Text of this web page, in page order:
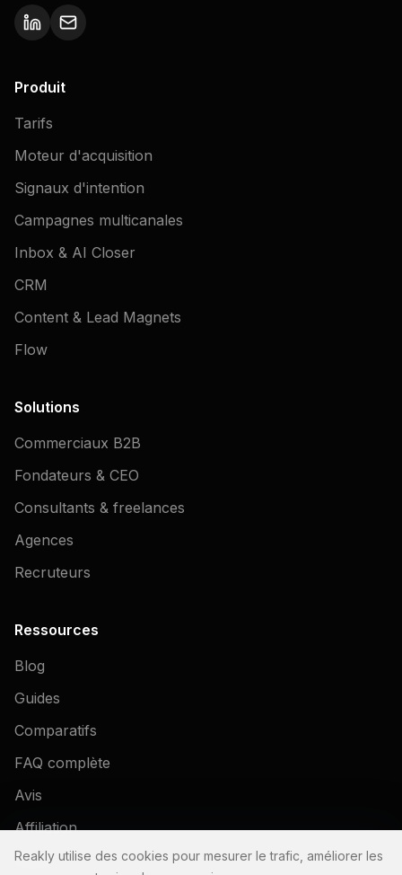
Produit
Tarifs
Moteur d'acquisition
Signaux d'intention
Campagnes multicanales
Inbox & AI Closer
CRM
Content & Lead Magnets
Flow
Solutions
Commerciaux B2B
Fondateurs & CEO
Consultants & freelances
Agences
Recruteurs
Ressources
Blog
Guides
Comparatifs
FAQ complète
Avis
Affiliation
Démo
Reakly utilise des cookies pour mesurer le trafic, améliorer les